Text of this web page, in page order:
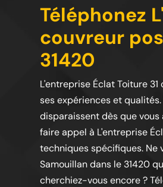
Téléphonez
couvreur
31420
L'entreprise Éclat Toiture
ses expériences et
disparaissent dès que vous
faire appel à L'entreprise
techniques spécifiques. Ne
Samouillan dans le 31420
cherchiez-vous encore ?